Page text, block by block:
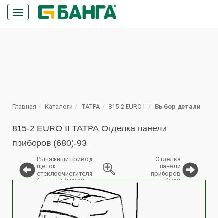
Кнопка
меню
Главная Каталоги ТАТРА 815-2 EURO II Выбор детали
815-2 EURO II ТАТРА Отделка панели
приборов (680)-93
Рычажный привод
щеток
стеклоочистителя
(детали) (680/2)
Отделка
панели
приборов
(680)